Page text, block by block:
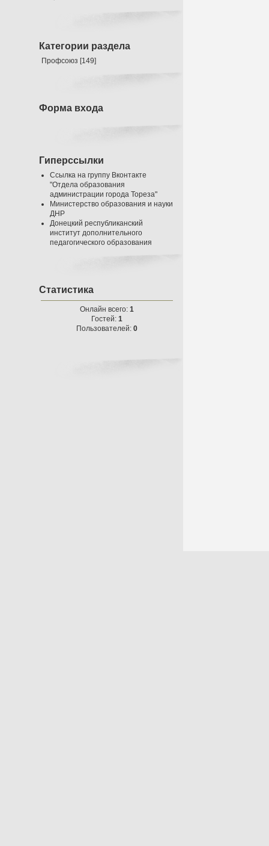
Категории раздела
Профсоюз [149]
Форма входа
Гиперссылки
Ссылка на группу Вконтакте
"Отдела образования
администрации города Тореза"
Министерство образования и науки
ДНР
Донецкий республиканский
институт дополнительного
педагогического образования
Статистика
Онлайн всего: 1
Гостей: 1
Пользователей: 0